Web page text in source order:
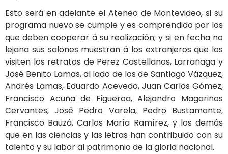
Esto será en adelante el Ateneo de Montevideo, si su
programa nuevo se cumple y es comprendido por los
que deben cooperar á su realización; y si en fecha no
lejana sus salones muestran á los extranjeros que los
visiten los retratos de Perez Castellanos, Larrañaga y
José Benito Lamas, al lado de los de Santiago Vázquez,
Andrés Lamas, Eduardo Acevedo, Juan Carlos Gómez,
Francisco Acuña de Figueroa, Alejandro Magariños
Cervantes, José Pedro Varela, Pedro Bustamante,
Francisco Bauzá, Carlos María Ramírez, y los demás
que en las ciencias y las letras han contribuido con su
talento y su labor al patrimonio de la gloria nacional.